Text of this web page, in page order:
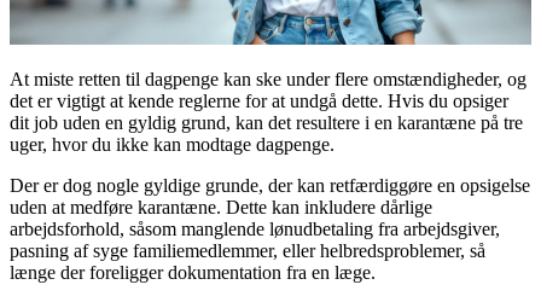
At miste retten til dagpenge kan ske under flere omstændigheder, og
det er vigtigt at kende reglerne for at undgå dette. Hvis du opsiger
dit job uden en gyldig grund, kan det resultere i en karantæne på tre
uger, hvor du ikke kan modtage dagpenge.
Der er dog nogle gyldige grunde, der kan retfærdiggøre en opsigelse
uden at medføre karantæne. Dette kan inkludere dårlige
arbejdsforhold, såsom manglende lønudbetaling fra arbejdsgiver,
pasning af syge familiemedlemmer, eller helbredsproblemer, så
længe der foreligger dokumentation fra en læge.